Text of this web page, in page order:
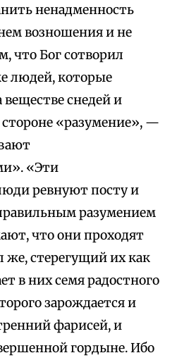
ненадменность
возношения и не
что Бог сотворил
людей, которые
снедей и
стороне «разумение», —
«Эти
ревнуют посту и
разумением
что они проходят
же, стерегущий их как
в них семя радостного
зарождается и
фарисей, и
гордыне. Ибо